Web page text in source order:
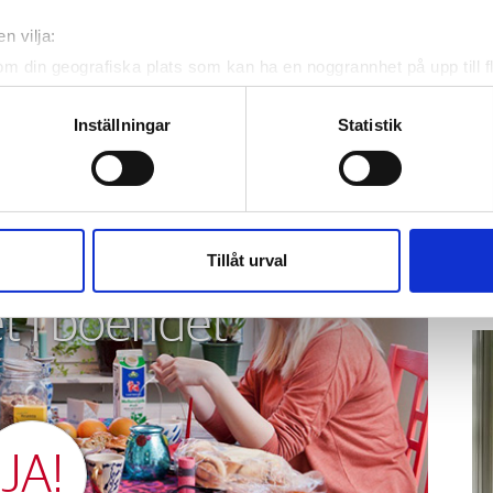
vilja:
din geografiska plats som kan ha en noggrannhet på upp till
att aktivt skanna den för specifika kännetecken
uppgifter behandlas och ställ in dina preferenser i
när som helst från cookie-förklaringen.
trafik. Vi vidarebefordrar även sådana identifierare och
och analysföretag som vi samarbetar med. Dessa kan i
Inställningar Statistik
Tillåt urval
i boendet
JA!